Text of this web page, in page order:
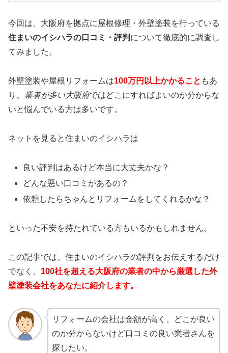
今回は、大阪府を拠点に屋根修理・外壁塗装を行っている
住まいのイシハラの口コミ・評判 について徹底的に調査し
てみました。
外壁塗装や屋根リフォームは100万円以上かかること もあ
り、 業者が多い大阪府ではどこにすればよいのか分からな
いと悩んでいる方は多いです。
ネットを見ると住まいのイシハラは
良い評判はあるけど本当に大丈夫かな？
どんな悪い口コミがあるの？
依頼したらちゃんとリフォームをしてくれるかな？
といった不安を持たれている方もいるかもしれません。
この記事では、住まいのイシハラの評判をお伝えするだけ
でなく、 100社を超える大阪府の業者の中から厳選した外
壁塗装会社をあなたに紹介します。
リフォームの会社は金額が高く、どこが良い
のか分からないけど口コミの良い業者さんを
探したい。